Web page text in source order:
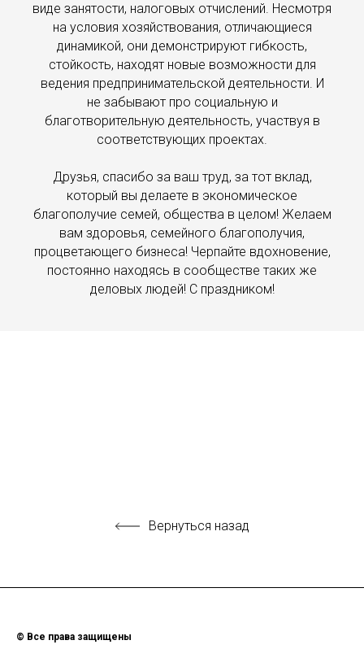
виде занятости, налоговых отчислений. Несмотря
на условия хозяйствования, отличающиеся
динамикой, они демонстрируют гибкость,
стойкость, находят новые возможности для
ведения предпринимательской деятельности. И
не забывают про социальную и
благотворительную деятельность, участвуя в
соответствующих проектах.
Друзья, спасибо за ваш труд, за тот вклад,
который вы делаете в экономическое
благополучие семей, общества в целом! Желаем
вам здоровья, семейного благополучия,
процветающего бизнеса! Черпайте вдохновение,
постоянно находясь в сообществе таких же
деловых людей! С праздником!
Вернуться назад
© Все права защищены